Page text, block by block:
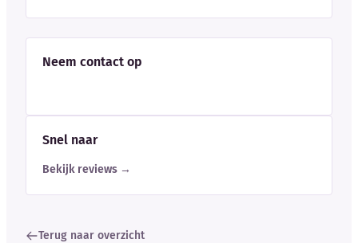
Neem contact op
Snel naar
Bekijk reviews →
Terug naar overzicht